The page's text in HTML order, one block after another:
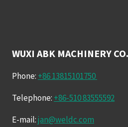
WUXI ABK MACHINERY
Phone: +86 13815101750
Telephone: +86-510 83555592
E-mail:jan@weldc.com